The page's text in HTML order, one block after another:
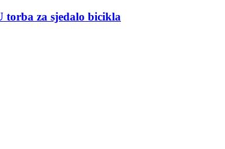
torba za sjedalo bicikla